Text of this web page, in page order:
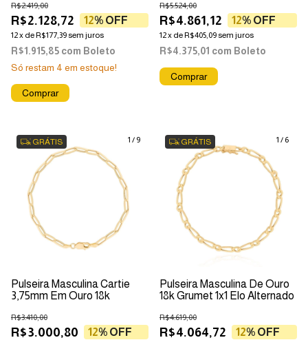
R$2.128,72
R$2.419,00
12% OFF
12x deR$177,39sem juros
R$1.915,85 com Boleto
Só restam 4 em estoque!
R$4.861,12
R$5.524,00
12% OFF
12x deR$405,09sem juros
R$4.375,01 com Boleto
1 / 9
GRÁTIS
Pulseira Masculina Cartie
3,75mm Em Ouro 18k
R$3.000,80
R$3.410,00
12% OFF
1 / 6
GRÁTIS
Pulseira Masculina De Ouro
18k Grumet 1x1 Elo Alternado
R$4.064,72
R$4.619,00
12% OFF